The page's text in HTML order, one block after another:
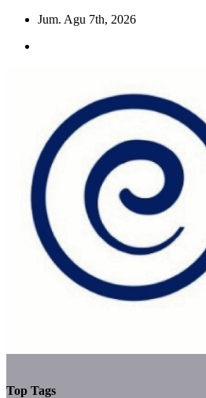
Skip
content
Jum. Agu 7th, 2026
Top Tags